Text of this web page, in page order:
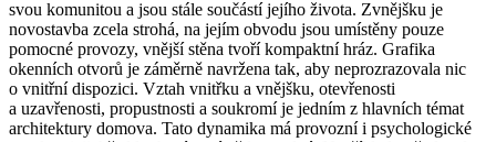
svou komunitou a jsou stále součástí jejího života. Zvnějšku je
novostavba zcela strohá, na jejím obvodu jsou umístěny pouze
pomocné provozy, vnější stěna tvoří kompaktní hráz. Grafika
okenních otvorů je záměrně navržena tak, aby neprozrazovala nic
o vnitřní dispozici. Vztah vnitřku a vnějšku, otevřenosti
a uzavřenosti, propustnosti a soukromí je jedním z hlavních témat
architektury domova. Tato dynamika má provozní i psychologické